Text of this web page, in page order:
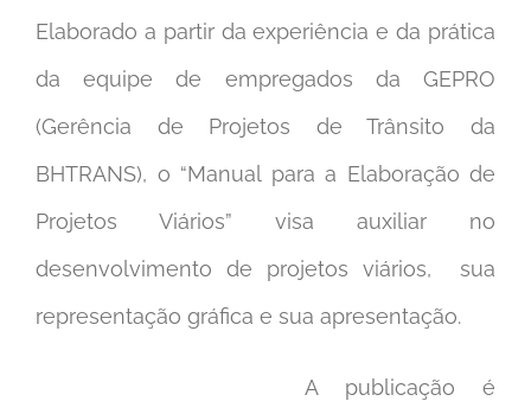
Elaborado a partir da experiência e da prática
da equipe de empregados da GEPRO
(Gerência de Projetos de Trânsito da
BHTRANS), o “Manual para a Elaboração de
Projetos Viários” visa auxiliar no
desenvolvimento de projetos viários, sua
representação gráfica e sua apresentação.
A publicação é